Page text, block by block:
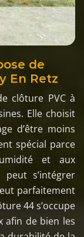
de
En Retz
clôture PVC à
Elle choisit
d’être moins
spécial parce
et aux
s’intégrer
parfaitement
44 s’occupe
afin de bien les